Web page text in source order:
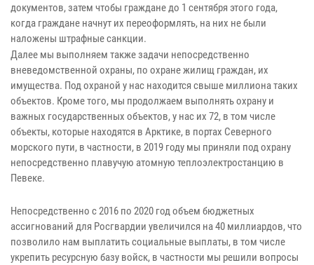
документов, затем чтобы граждане до 1 сентября этого года,
когда граждане начнут их переоформлять, на них не были
наложены штрафные санкции.
Далее мы выполняем также задачи непосредственно
вневедомственной охраны, по охране жилищ граждан, их
имущества. Под охраной у нас находится свыше миллиона таких
объектов. Кроме того, мы продолжаем выполнять охрану и
важных государственных объектов, у нас их 72, в том числе
объекты, которые находятся в Арктике, в портах Северного
морского пути, в частности, в 2019 году мы приняли под охрану
непосредственно плавучую атомную теплоэлектростанцию в
Певеке.
Непосредственно с 2016 по 2020 год объем бюджетных
ассигнований для Росгвардии увеличился на 40 миллиардов, что
позволило нам выплатить социальные выплаты, в том числе
укрепить ресурсную базу войск, в частности мы решили вопросы